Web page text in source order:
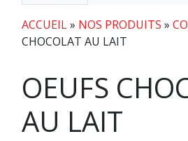
ACCUEIL» NOS PRODUITS »
CHOCOLAT AU LAIT
OEUFS
AU LAIT